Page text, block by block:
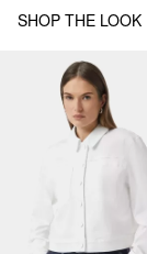
SHOP THE LOOK